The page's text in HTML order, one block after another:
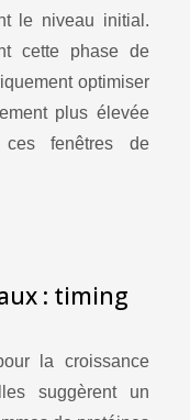
le niveau initial.
cette phase de
optimiser
plus élevée
fenêtres de
: timing
la croissance
suggèrent un